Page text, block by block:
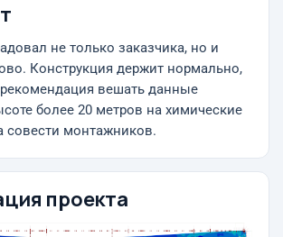
не только заказчика, но и
Конструкция держит нормально,
вешать данные
более 20 метров на химические
совести монтажников.
проекта